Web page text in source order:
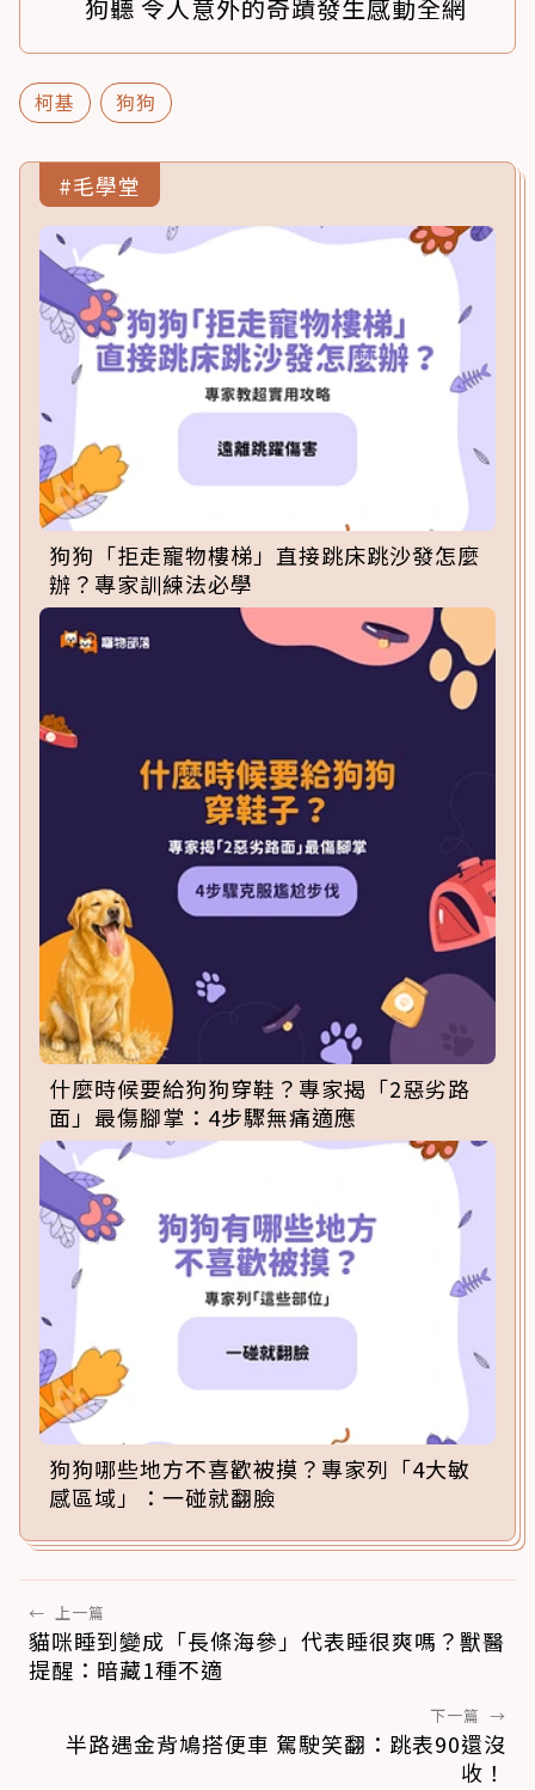
狗聽 令人意外的奇蹟發生感動全網
柯基 狗狗
#毛學堂
狗狗「拒走寵物樓梯」直接跳床跳沙發怎麼
辦？專家訓練法必學
什麼時候要給狗狗穿鞋？專家揭「2惡劣路
面」最傷腳掌：4步驟無痛適應
狗狗哪些地方不喜歡被摸？專家列「4大敏
感區域」：一碰就翻臉
← 上一篇
貓咪睡到變成「長條海參」代表睡很爽嗎？獸醫
提醒：暗藏1種不適
下一篇 →
半路遇金背鳩搭便車 駕駛笑翻：跳表90還沒
收！